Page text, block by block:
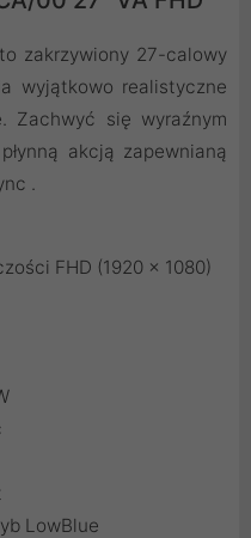
zakrzywiony 27-calowy
wyjątkowo realistyczne
Zachwyć się wyraźnym
akcją zapewnianą
.
FHD (1920 x 1080)
LowBlue